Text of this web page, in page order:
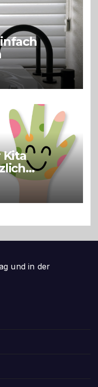
Kita
und in der